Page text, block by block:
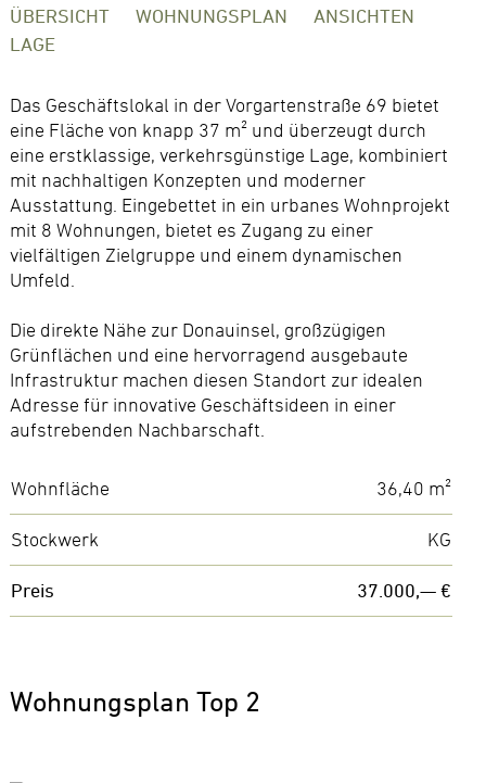
ÜBERSICHT WOHNUNGSPLAN
ANSICHTEN
LAGE
Das Geschäftslokal in der Vorgartenstraße 69 bietet
eine Fläche von knapp 37 m² und überzeugt durch
eine erstklassige, verkehrsgünstige Lage, kombiniert
mit nachhaltigen Konzepten und moderner
Ausstattung. Eingebettet in ein urbanes Wohnprojekt
mit 8 Wohnungen, bietet es Zugang zu einer
vielfältigen Zielgruppe und einem dynamischen
Umfeld.
Die direkte Nähe zur Donauinsel, großzügigen
Grünflächen und eine hervorragend ausgebaute
Infrastruktur machen diesen Standort zur idealen
Adresse für innovative Geschäftsideen in einer
aufstrebenden Nachbarschaft.
Wohnfläche 36,40 m²
Stockwerk KG
Preis 37.000,— €
Wohnungsplan Top 2